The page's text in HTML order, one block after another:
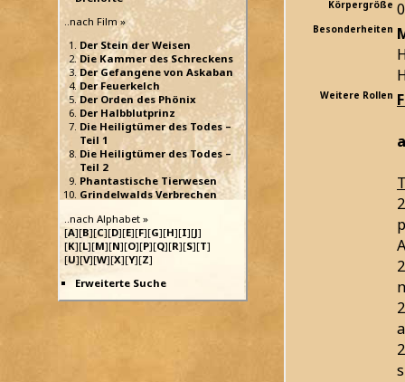
..nach Film »
Der Stein der Weisen
Die Kammer des Schreckens
Der Gefangene von Askaban
Der Feuerkelch
Der Orden des Phönix
Der Halbblutprinz
Die Heiligtümer des Todes –
Teil 1
Die Heiligtümer des Todes –
Teil 2
Phantastische Tierwesen
Grindelwalds Verbrechen
..nach Alphabet »
[A][B][C][D][E][F][G][H][I][J]
[K][L][M][N][O][P][Q][R][S][T]
[U][V][W][X][Y][Z]
Erweiterte Suche
Körpergröße
Besonderheiten
Weitere Rollen